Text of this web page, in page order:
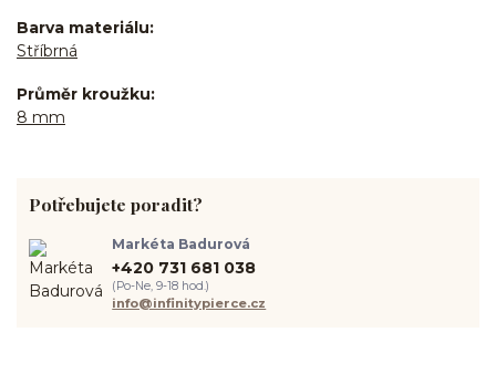
Barva materiálu
Stříbrná
Průměr kroužku
8 mm
Potřebujete poradit?
Markéta Badurová
+420 731 681 038
(Po-Ne, 9-18 hod.)
info@infinitypierce.cz